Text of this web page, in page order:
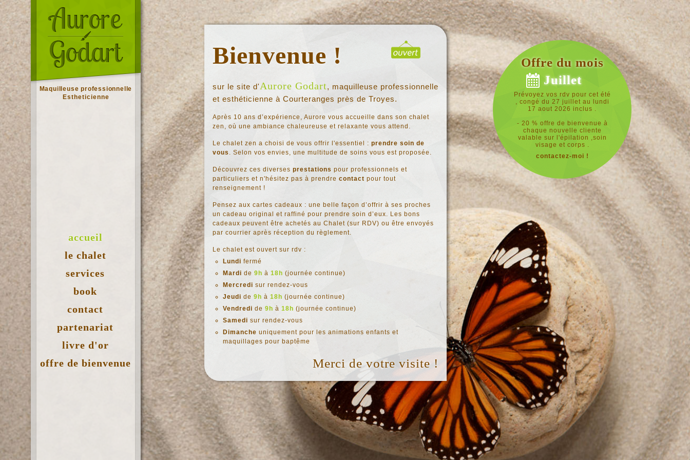
Maquilleuse professionnelle
Estheticienne
accueil
le chalet
services
book
contact
partenariat
livre d'or
offre de bienvenue
Bienvenue !
sur le site d'Aurore Godart, maquilleuse professionnelle
et esthéticienne à Courteranges près de Troyes.
Après 10 ans d’expérience, Aurore vous accueille dans son chalet
zen, où une ambiance chaleureuse et relaxante vous attend.
Le chalet zen a choisi de vous offrir l'essentiel : prendre soin de
vous. Selon vos envies, une multitude de soins vous est proposée.
Découvrez ces diverses prestations pour professionnels et
particuliers et n'hésitez pas à prendre contact pour tout
renseignement !
Pensez aux cartes cadeaux : une belle façon d’offrir à ses proches
un cadeau original et raffiné pour prendre soin d’eux. Les bons
cadeaux peuvent être achetés au Chalet (sur RDV) ou être envoyés
par courrier après réception du règlement.
Le chalet est ouvert sur rdv :
Lundi fermé
Mardi de 9h à 18h (journée continue)
Mercredi sur rendez-vous
Jeudi de 9h à 18h (journée continue)
Vendredi de 9h à 18h (journée continue)
Samedi sur rendez-vous
Dimanche uniquement pour les animations enfants et
maquillages pour baptême
Merci de votre visite !
Offre du mois
Juillet
Prévoyez vos rdv pour cet été
, congé du 27 juillet au lundi
17 aout 2026 inclus .
- 20 % offre de bienvenue à
chaque nouvelle cliente
valable sur l'épilation ,soin
visage et corps .
contactez-moi !